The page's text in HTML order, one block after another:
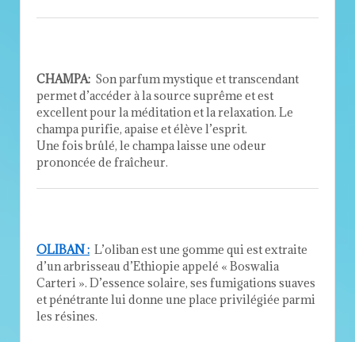
CHAMPA: Son parfum mystique et transcendant
permet d’accéder à la source suprême et est
excellent pour la méditation et la relaxation. Le
champa purifie, apaise et élève l’esprit.
Une fois brûlé, le champa laisse une odeur
prononcée de fraîcheur.
OLIBAN : L’oliban est une gomme qui est extraite
d’un arbrisseau d’Ethiopie appelé « Boswalia
Carteri ». D’essence solaire, ses fumigations suaves
et pénétrante lui donne une place privilégiée parmi
les résines.